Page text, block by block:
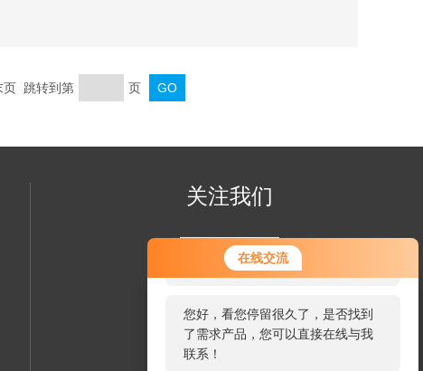
在线交流
您好！欢迎前来咨询，很高兴为您
服务，请问您要咨询什么问题呢？
您好，看您停留很久了，是否找到
了需求产品，您可以直接在线与我
联系！
跳转到第 页
关注我们
欢迎您关注我们的微信公众号